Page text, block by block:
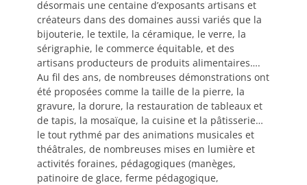
désormais une centaine d’exposants artisans et
créateurs dans des domaines aussi variés que la
bijouterie, le textile, la céramique, le verre, la
sérigraphie, le commerce équitable, et des
artisans producteurs de produits alimentaires….
Au fil des ans, de nombreuses démonstrations ont
été proposées comme la taille de la pierre, la
gravure, la dorure, la restauration de tableaux et
de tapis, la mosaïque, la cuisine et la pâtisserie…
le tout rythmé par des animations musicales et
théâtrales, de nombreuses mises en lumière et
activités foraines, pédagogiques (manèges,
patinoire de glace, ferme pédagogique,